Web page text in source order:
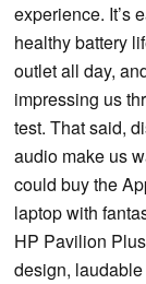
experience. It’s
healthy battery
outlet all day,
impressing us
test. That said,
audio make us
could buy the
laptop with
HP Pavilion
design,